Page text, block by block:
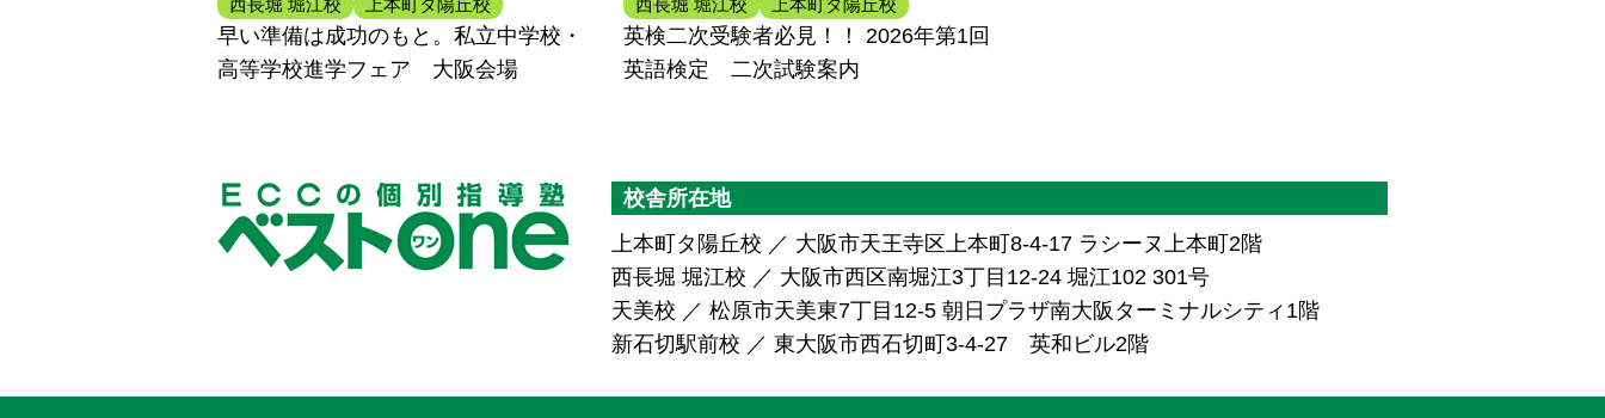
早い準備は成功のもと。私立中学校・
高等学校進学フェア 大阪会場
英検二次受験者必見！！ 2026年第1回
英語検定 二次試験案内
校舎所在地
上本町タ陽丘校 ／ 大阪市天王寺区上本町8-4-17 ラシーヌ上本町2階
西長堀 堀江校 ／ 大阪市西区南堀江3丁目12-24 堀江102 301号
天美校 ／ 松原市天美東7丁目12-5 朝日プラザ南大阪ターミナルシティ1階
新石切駅前校 ／ 東大阪市西石切町3-4-27 英和ビル2階